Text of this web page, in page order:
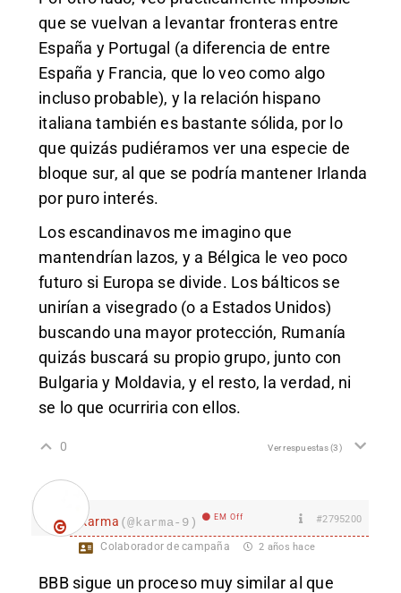
que se vuelvan a levantar fronteras entre
España y Portugal (a diferencia de entre
España y Francia, que lo veo como algo
incluso probable), y la relación hispano
italiana también es bastante sólida, por lo
que quizás pudiéramos ver una especie de
bloque sur, al que se podría mantener Irlanda
por puro interés.
Los escandinavos me imagino que
mantendrían lazos, y a Bélgica le veo poco
futuro si Europa se divide. Los bálticos se
unirían a visegrado (o a Estados Unidos)
buscando una mayor protección, Rumanía
quizás buscará su propio grupo, junto con
Bulgaria y Moldavia, y el resto, la verdad, ni
se lo que ocurriria con ellos.
0 Ver respuestas(3)
karma (@karma-9) EM Off #2795200
Colaborador de campaña 2 años hace
BBB sigue un proceso muy similar al que